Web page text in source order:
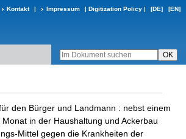
Kontakt | Impressum | Digitization Policy | [DE] [EN]
den Bürger und Landmann : nebst einem
in der Haushaltung und Ackerbau
Mittel gegen die Krankheiten der